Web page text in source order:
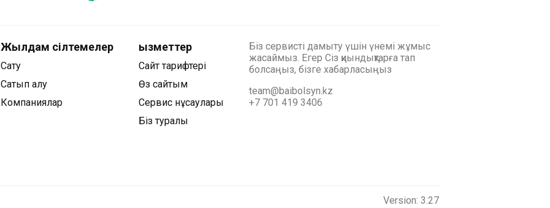
Жылдам сілтемелер
Сату
Сатып алу
Компаниялар
Қызметтер
Сайт тарифтері
Өз сайтым
Сервис нұсқаулары
Біз туралы
Біз сервисті дамыту үшін үнемі жұмыс
жасаймыз. Егер Сіз қиындықтарға тап
болсаңыз, бізге хабарласыңыз
team@baibolsyn.kz
+7 701 419 3406
Version: 3.27